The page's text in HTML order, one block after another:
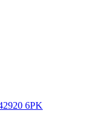
6PK